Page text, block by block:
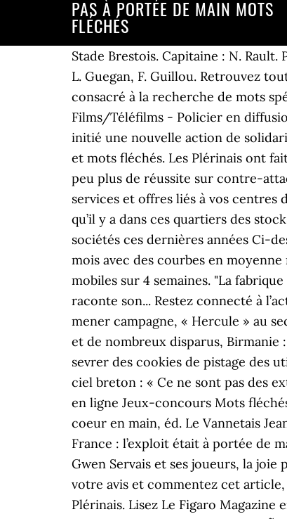
PAS À PORTÉE DE MAIN MOTS
FLÉCHÉS
Stade Brestois. Capitaine : N. Rault. PLABENNEC : H. Minier, T. Guillou, C. Le Roux, N. Sow, J. Pinvidic, T. Quemere, N. Pellen, Y. Kujabi, L. Guegan, F. Guillou. Retrouvez toutes les informations locales : faits divers, politique, sports, économie, loisirs… Ce moteur est consacré à la recherche de mots spécifiquement pour les mots croisés et mots fléchés. Télé 7 jours: Toutes les programmes Films/Téléfilms - Policier en diffusion à la télé sur 15 jours La commune de Frasnes, via son Plan de Cohésion Sociale, et le CPAS, ont initié une nouvelle action de solidarité envers le public en difficulté de l’entité de Frasnes. C'est un dictionnaire pour les mots croisés et mots fléchés. Les Plérinais ont fait mieux que tenir la baraque en première mi-temps, et auraient même pu mener au score avec un peu plus de réussite sur contre-attaque. Notre site utilise des cookies afin de personnaliser le contenu pour vous proposer des services et offres liés à vos centres d'intérêt, gérer les fonctionnalités de notre site et réaliser des analyses statistiques. Cela signifie qu’il y a dans ces quartiers des stocks constitués de feux d’artifice, à portée de main, en cas d’intervention policière. Evolutions des sociétés ces dernières années Ci-dessous, l'évolution par an (depuis 2012) des créations et suppressions d'entreprises en France, par mois avec des courbes en moyenne mobile de 12 mois afin de voir l'évolution et les tendances, idem par semaine avec des moyennes mobiles sur 4 semaines. "La fabrique de l'huître nous emmène à la rencontre d'Alexandre Le Floc'h, ostréiculteur au Tour du Parc, qui raconte son... Restez connecté à l’actualité grâce à nos newsletters, 2022 : le PS contraint de serrer les cordons de la bourse pour mener campagne, « Hercule » au secours d’EDF : des tensions sur la ligne, Dans l’Himalaya, la rupture d’un glacier fait plusieurs morts et de nombreux disparus, Birmanie : des milliers de manifestants à Rangoun malgré la censure et les arrestations, Google cherche à se sevrer des cookies de pistage des utilisateurs, Pierre Coquil, dernier Finistérien survivant de Diên Biên Phu, Points lumineux dans le ciel breton : « Ce ne sont pas des extraterrestres », Yannick Jadot : « En Bretagne, nous devons être aux manettes ». Mini-fléchés Jeux en ligne Jeux-concours Mots fléchés Mots croisés Sudoku Quiz Jeux ... rapide permet de faire environ 7 000 pas, ... la santé de votre coeur en main, éd. Le Vannetais Jean-Baptiste Cautain est graveur